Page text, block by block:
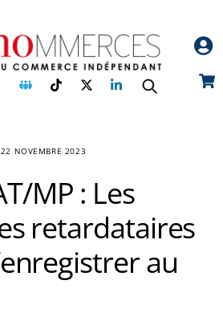
FacebookGroupe
Facebook
TikTokTwitterLinkedin
22 NOVEMBRE 2023
MP : Les
retardataires
au